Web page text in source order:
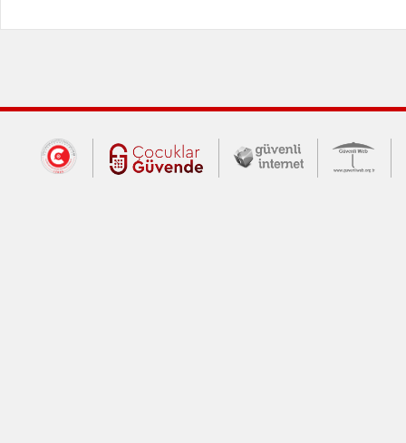
Dış Bağlantılar
Cumhurbaşkanlığı İletişim Merkezi
Çocuklar Güvende (yeni
Güvenli